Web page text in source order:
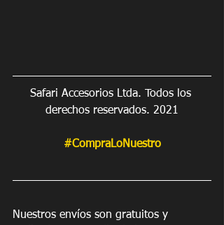
Safari Accesorios Ltda. Todos los
derechos reservados. 2021
#CompraLoNuestro
Nuestros envíos son gratuitos y